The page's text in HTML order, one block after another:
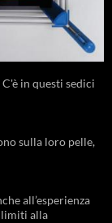
in questi sedici
sulla loro pelle,
all’esperienza
limiti alla